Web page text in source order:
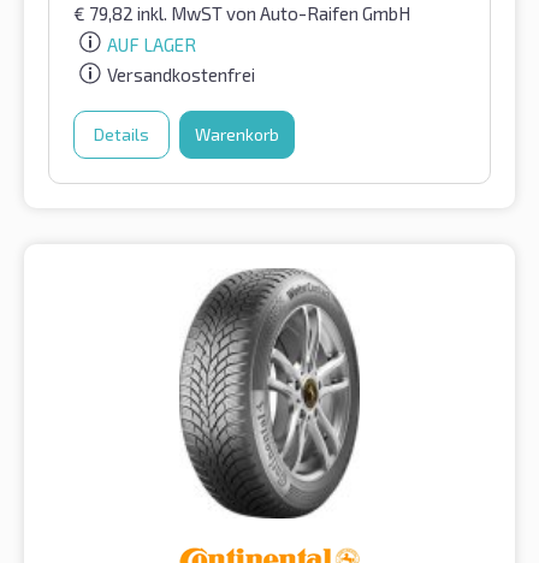
€ 79,82 inkl. MwSTvon Auto-Raifen GmbH
AUF LAGER
Versandkostenfrei
Details Warenkorb